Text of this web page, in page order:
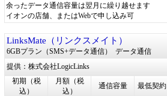
余ったデータ通信容量は翌月に繰り越せます
イオンの店舗、またはWebで申し込み可
LinksMate（リンクスメイト）
6GBプラン（SMS+データ通信） データ通信
提供：株式会社LogicLinks
初期（税
込）
月額（税
込）
通信容量 最低契約